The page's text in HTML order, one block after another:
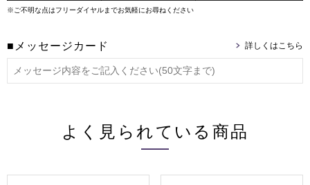
※ご不明な点はフリーダイヤルまでお気軽にお尋ねください
■メッセージカード
よく見られている商品